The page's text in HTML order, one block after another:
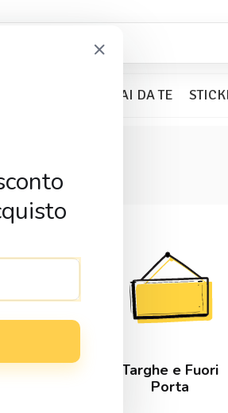
FAI DA TE
Idee Regalo
Portachiavi
Targhe e Fuori
Porta
×